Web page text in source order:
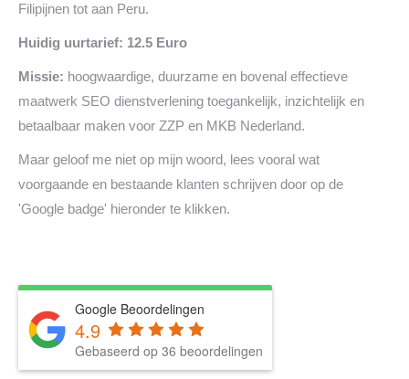
Filipijnen tot aan Peru.
Huidig uurtarief: 12.5 Euro
Missie: hoogwaardige, duurzame en bovenal effectieve
maatwerk SEO dienstverlening toegankelijk, inzichtelijk en
betaalbaar maken voor ZZP en MKB Nederland.
Maar geloof me niet op mijn woord, lees vooral wat
voorgaande en bestaande klanten schrijven door op de
'Google badge' hieronder te klikken.
Google Beoordelingen
4.9
Gebaseerd op 36 beoordelingen